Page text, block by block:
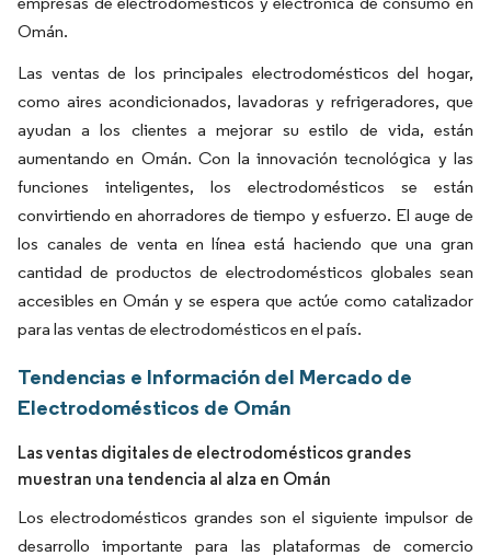
Omán.
Las ventas de los principales electrodomésticos del hogar,
como aires acondicionados, lavadoras y refrigeradores, que
ayudan a los clientes a mejorar su estilo de vida, están
aumentando en Omán. Con la innovación tecnológica y las
funciones inteligentes, los electrodomésticos se están
convirtiendo en ahorradores de tiempo y esfuerzo. El auge de
los canales de venta en línea está haciendo que una gran
cantidad de productos de electrodomésticos globales sean
accesibles en Omán y se espera que actúe como catalizador
para las ventas de electrodomésticos en el país.
Tendencias e Información del Mercado de
Electrodomésticos de Omán
Las ventas digitales de electrodomésticos grandes
muestran una tendencia al alza en Omán
Los electrodomésticos grandes son el siguiente impulsor de
desarrollo importante para las plataformas de comercio